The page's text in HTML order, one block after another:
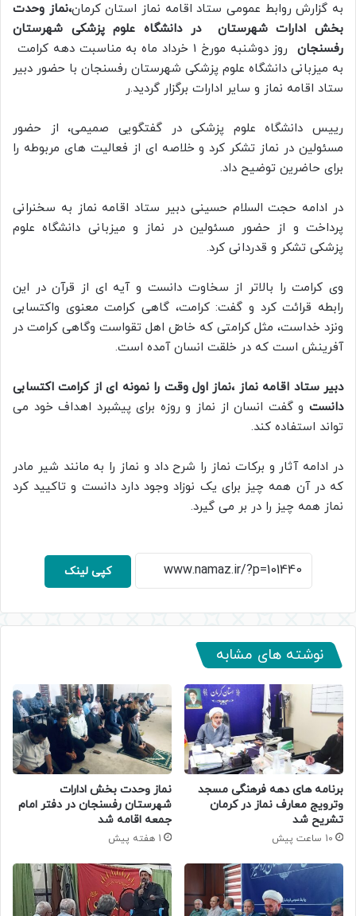
به گزارش روابط عمومی ستاد اقامه نماز استان کرمان،نماز وحدت
بخش ادارات شهرستان در دانشگاه علوم پزشکی شهرستان
رفسنجان
روز دوشنبه مورخ 1 خرداد ماه به مناسبت دهه کرامت
به میزبانی دانشگاه علوم پزشکی شهرستان رفسنجان با حضور دبیر
ستاد اقامه نماز و سایر ادارات برگزار گردید.ر
رییس دانشگاه علوم پزشکی در گفتگویی صمیمی، از حضور
مسئولین در نماز تشکر کرد و خلاصه ای از فعالیت های مربوطه را
برای حاضرین توضیح داد.
در ادامه حجت السلام حسینی دبیر ستاد اقامه نماز به سخنرانی
پرداخت و از حضور مسئولین در نماز و میزبانی دانشگاه علوم
پزشکی تشکر و قدردانی کرد.
وی کرامت را بالاتر از سخاوت دانست و آیه ای از قرآن در این
رابطه قرائت کرد و گفت: كرامت، گاهى كرامت معنوى واكتسابى
ونزد خداست، مثل كرامتى كه خاصّ اهل تقواست وگاهى كرامت در
آفرينش است كه در خلقت انسان آمده است.
دبیر ستاد اقامه نماز ،نماز اول وقت را نمونه ای از کرامت اکتسابی
دانست و گفت انسان از نماز و روزه برای پیشبرد اهداف خود می
تواند استفاده کند.
در ادامه آثار و برکات نماز را شرح داد و نماز را به مانند شیر مادر
که در آن همه چیز برای یک نوزاد وجود دارد دانست و تاکیید کرد
نماز همه چیز را در بر می گیرد.
کپی لینک
نوشته های مشابه
برنامه های دهه فرهنگی مسجد
وترویج معارف نماز در کرمان
تشریح شد
10 ساعت پیش
نماز وحدت بخش ادارات
شهرستان رفسنجان در دفتر امام
جمعه اقامه شد
1 هفته پیش